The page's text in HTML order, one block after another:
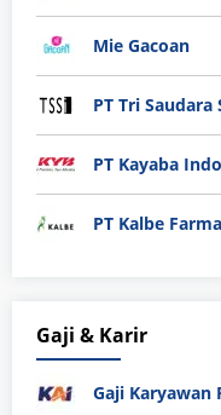
Mie Gacoan
PT Tri Saudara
PT Kayaba
PT Kalbe
Gaji & Karir